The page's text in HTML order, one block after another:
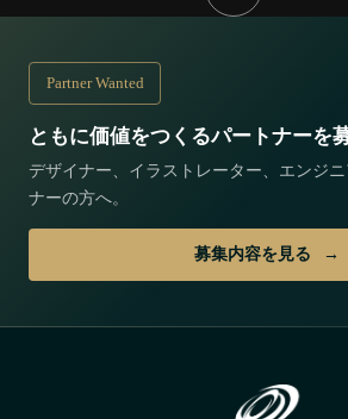
Partner Wanted
ともに価値をつくるパートナーを
デザイナー、イラストレーター、エンジ
ナーの方へ。
募集内容を見る